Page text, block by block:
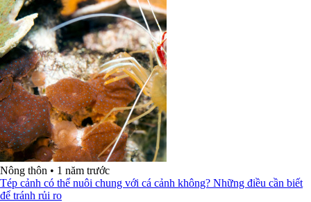
Nông thôn • 1 năm trước
Tép cảnh có thể nuôi chung với cá cảnh không? Những điều cần biết
để tránh rủi ro